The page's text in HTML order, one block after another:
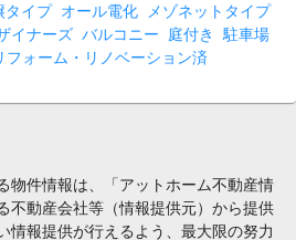
タイプ オール電化
メゾネットタイプ
イナーズ バルコニー 庭付き
駐車場
フォーム・リノベーション済
物件情報は、「アットホーム不動産情
不動産会社等（情報提供元）から提供
情報提供が行えるよう、最大限の努力